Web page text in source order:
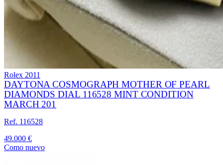
Rolex 2011
DAYTONA COSMOGRAPH MOTHER OF PEARL
DIAMONDS DIAL 116528 MINT CONDITION
MARCH 201
Ref. 116528
49.000 €
Como nuevo